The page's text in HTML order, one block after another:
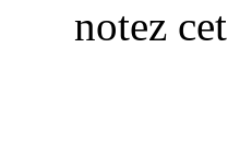
notez